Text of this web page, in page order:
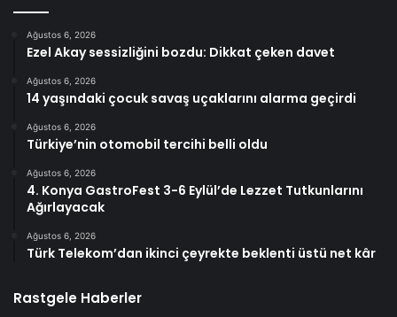
Ağustos 6, 2026
Ezel Akay sessizliğini bozdu: Dikkat çeken davet
Ağustos 6, 2026
14 yaşındaki çocuk savaş uçaklarını alarma geçirdi
Ağustos 6, 2026
Türkiye’nin otomobil tercihi belli oldu
Ağustos 6, 2026
4. Konya GastroFest 3-6 Eylül’de Lezzet Tutkunlarını
Ağırlayacak
Ağustos 6, 2026
Türk Telekom’dan ikinci çeyrekte beklenti üstü net kâr
Rastgele Haberler